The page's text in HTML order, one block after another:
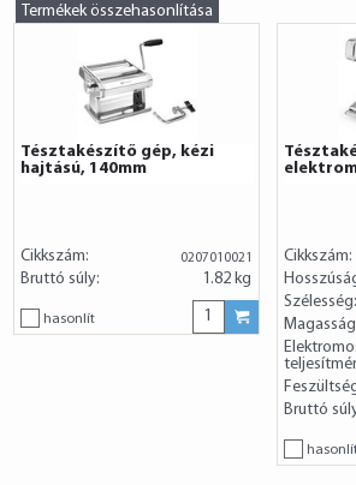
Kft.
Termékek összehasonlítása
Tésztakészítő gép, kézi
hajtású, 140mm
Cikkszám: 0207010021
Bruttó súly: 1.82 kg
hasonlít
Cikkszám:
Szélesség:
Bruttó